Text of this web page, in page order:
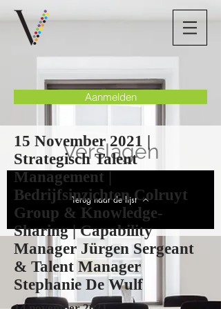
Aanmelden
Verslagen
Terug naar de lijst
15 November 2021 |
Strategisch Talent
Management |
Bedrijfsinzichten Colruyt
Group & Knowledge-
Sharing | Capability
Manager Jürgen Sergeant
& Talent Manager
Stephanie De Wulf